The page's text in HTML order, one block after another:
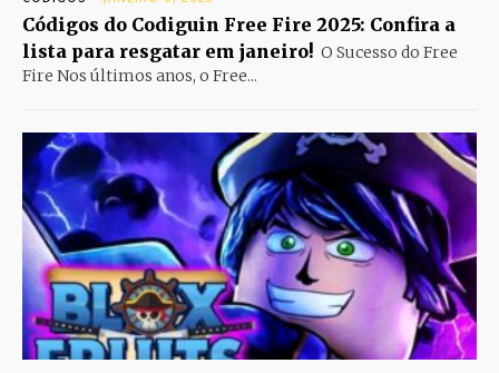
Códigos do Codiguin Free Fire 2025: Confira a
lista para resgatar em janeiro! O Sucesso do Free
Fire Nos últimos anos, o Free...